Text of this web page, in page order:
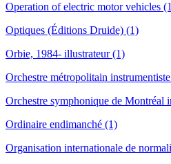
Operation of electric motor vehicles
Optiques (Éditions Druide) (1)
Orbie, 1984- illustrateur (1)
Orchestre métropolitain
Orchestre symphonique de Montréal
Ordinaire endimanché (1)
Organisation internationale de